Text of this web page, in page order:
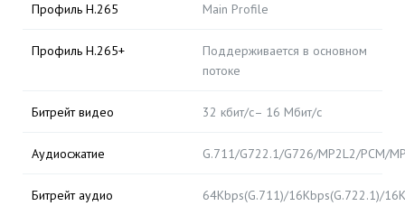
Профиль H.265 Main Profile
Профиль H.265+
Поддерживается в основном
потоке
Битрейт видео 32 кбит/с– 16 Мбит/с
Аудиосжатие G.711/G722.1/G726/MP2L2/PCM/
Битрейт аудио
64Kbps(G.711)/16Kbps(G.722.1)/